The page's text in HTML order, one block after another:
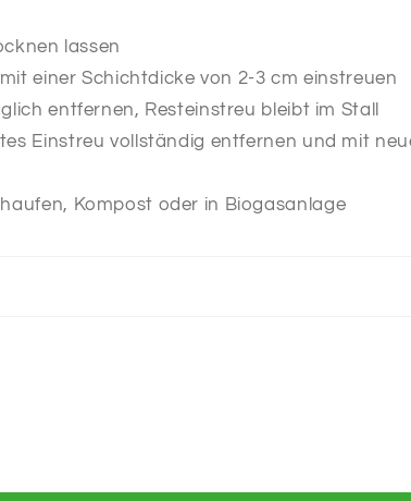
lassen
einer Schichtdicke von 2-3 cm einstreuen
entfernen, Resteinstreu bleibt im Stall
Einstreu vollständig entfernen und mit
Kompost oder in Biogasanlage